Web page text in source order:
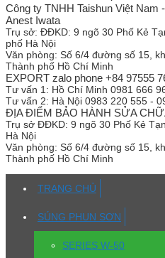
Công ty TNHH Taishun Việt Nam
Anest Iwata
Trụ sở: ĐĐKD: 9 ngõ 30 Phố Kẻ
phố Hà Nội
Văn phòng: Số 6/4 đường số 15,
Thành phố Hồ Chí Minh
EXPORT zalo phone +84 97555
Tư vấn 1: Hồ Chí Minh 0981 666
Tư vấn 2: Hà Nội 0983 220 555 -
ĐỊA ĐIỂM BẢO HÀNH SỬA
Trụ sở ĐĐKD: 9 ngõ 30 Phố Kẻ
Hà Nội
Văn phòng: Số 6/4 đường số 15,
Thành phố Hồ Chí Minh
TRANG CHỦ
SÚNG PHUN SƠN
SERIES W-50